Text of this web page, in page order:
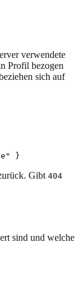
verwendete
Profil bezogen
sich auf
Gibt 404
sind und welche